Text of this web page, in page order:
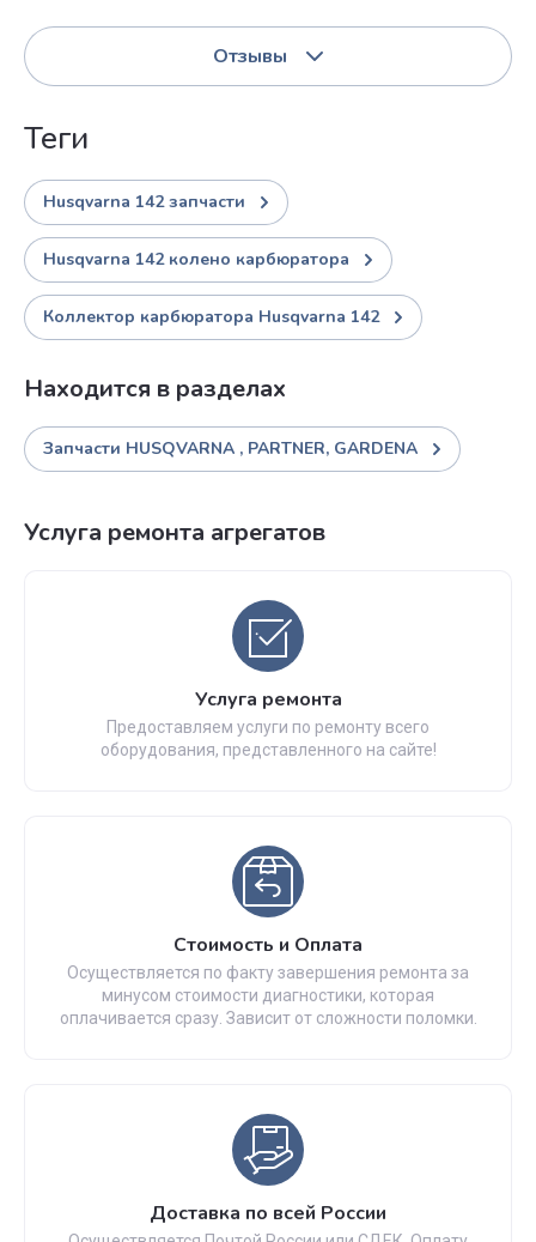
Отзывы
теги
Husqvarna 142 запчасти
Husqvarna 142 колено карбюратора
Коллектор карбюратора Husqvarna 142
Находится в разделах
Запчасти HUSQVARNA , PARTNER, GARDENA
Услуга ремонта агрегатов
Услуга ремонта
Предоставляем услуги по ремонту всего
оборудования, представленного на сайте!
Стоимость и Оплата
Осуществляется по факту завершения ремонта за
минусом стоимости диагностики, которая
оплачивается сразу. Зависит от сложности поломки.
Доставка по всей России